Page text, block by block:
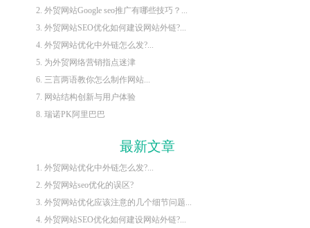
2. 外贸网站Google seo推广有哪些技巧？...
3. 外贸网站SEO优化如何建设网站外链?...
4. 外贸网站优化中外链怎么发?...
5. 为外贸网络营销指点迷津
6. 三言两语教你怎么制作网站...
7. 网站结构创新与用户体验
8. 瑞诺PK阿里巴巴
最新文章
1. 外贸网站优化中外链怎么发?...
2. 外贸网站seo优化的误区?
3. 外贸网站优化应该注意的几个细节问题...
4. 外贸网站SEO优化如何建设网站外链?...